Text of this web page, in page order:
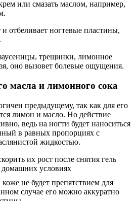
или смазать маслом, например,
отбеливает ногтевые пластины,
трещинки, лимонное
оно вызовет болевые ощущения.
масла и лимонного сока
предыдущему, так как для его
лимон и масло. Но действие
ведь на ногти будет наноситься
в равных пропорциях с
жидкостью.
не будет препятствием для
случае его можно аккуратно